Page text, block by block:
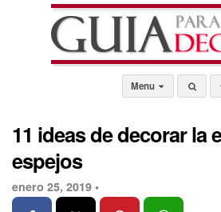
Menu
11 ideas de decorar la
espejos
enero 25, 2019 •